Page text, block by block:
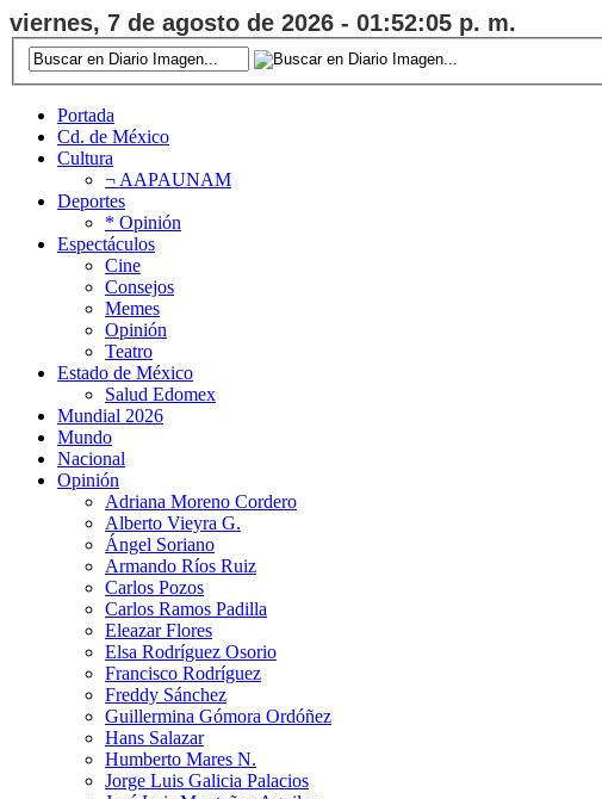
viernes, 7 de agosto de 2026 - 01:52:05 p. m.
Portada
Cd. de México
Cultura
¬ AAPAUNAM
Deportes
* Opinión
Espectáculos
Cine
Consejos
Memes
Opinión
Teatro
Estado de México
Salud Edomex
Mundial 2026
Mundo
Nacional
Opinión
Adriana Moreno Cordero
Alberto Vieyra G.
Ángel Soriano
Armando Ríos Ruiz
Carlos Pozos
Carlos Ramos Padilla
Eleazar Flores
Elsa Rodríguez Osorio
Francisco Rodríguez
Freddy Sánchez
Guillermina Gómora Ordóñez
Hans Salazar
Humberto Mares N.
Jorge Luis Galicia Palacios